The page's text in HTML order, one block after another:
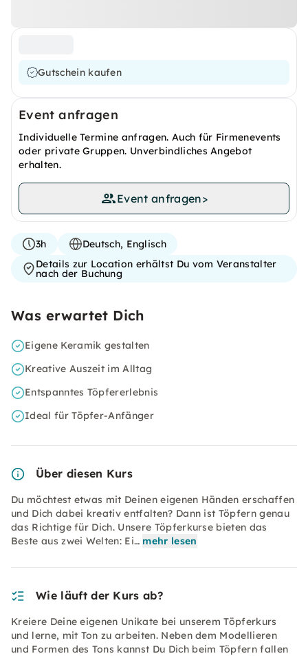
Gutschein kaufen
Event anfragen
Individuelle Termine anfragen. Auch für Firmenevents
oder private Gruppen. Unverbindliches Angebot
erhalten.
Event anfragen>
3h
Deutsch, Englisch
Details zur Location erhältst Du vom Veranstalter
nach der Buchung
Was erwartet Dich
Eigene Keramik gestalten
Kreative Auszeit im Alltag
Entspanntes Töpfererlebnis
Ideal für Töpfer-Anfänger
Über diesen Kurs
Du möchtest etwas mit Deinen eigenen Händen erschaffen
und Dich dabei kreativ entfalten? Dann ist Töpfern genau
das Richtige für Dich. Unsere Töpferkurse bieten das
Beste aus zwei Welten: Ei… mehr lesen
Wie läuft der Kurs ab?
Kreiere Deine eigenen Unikate bei unserem Töpferkurs
und lerne, mit Ton zu arbeiten. Neben dem Modellieren
und Formen des Tons kannst Du Dich beim Töpfern fallen